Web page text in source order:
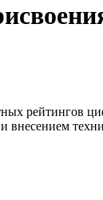
рейтингов
внесением